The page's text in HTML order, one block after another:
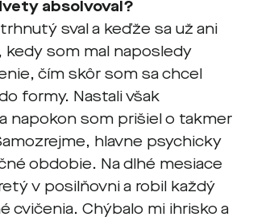
absolvoval?
sval a keďže sa už ani
kedy som mal naposledy
čím skôr som sa chcel
formy. Nastali však
napokon som prišiel o takmer
hlavne psychicky
obdobie. Na dlhé mesiace
v posilňovni a robil každý
cvičenia. Chýbalo mi ihrisko a